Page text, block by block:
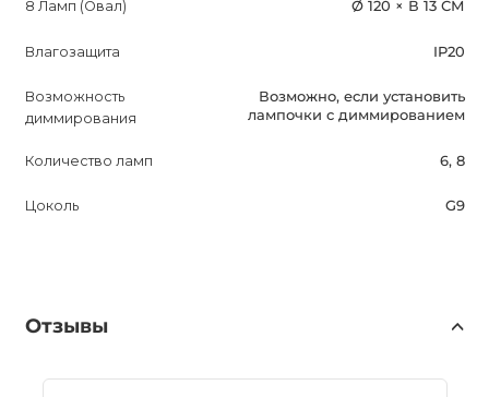
8 Ламп (Овал) Ø 120 × В 13 СМ
Влагозащита IP20
Возможность
диммирования
Возможно, если установить
лампочки с диммированием
Количество ламп 6, 8
Цоколь G9
Отзывы